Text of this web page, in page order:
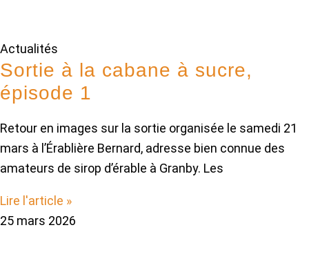
Actualités
Sortie à la cabane à sucre,
épisode 1
Retour en images sur la sortie organisée le samedi 21
mars à l’Érablière Bernard, adresse bien connue des
amateurs de sirop d’érable à Granby. Les
Lire l'article »
25 mars 2026